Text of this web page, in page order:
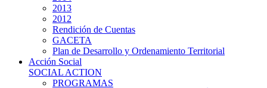
2013
2012
Rendición de Cuentas
GACETA
Plan de Desarrollo y Ordenamiento Territorial
Acción Social
SOCIAL ACTION
PROGRAMAS